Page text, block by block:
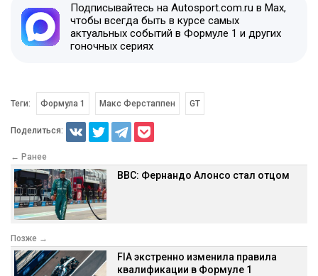
Подписывайтесь на Autosport.com.ru в Max,
чтобы всегда быть в курсе самых
актуальных событий в Формуле 1 и других
гоночных сериях
Теги: Формула 1 Макс Ферстаппен GT
Поделиться:
← Ранее
BBC: Фернандо Алонсо стал отцом
Позже →
FIA экстренно изменила правила
квалификации в Формуле 1